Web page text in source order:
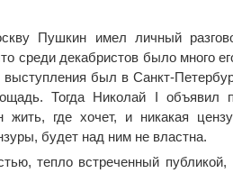
Пушкин имел личный
среди декабристов было много
был в Санкт-
Тогда Николай I объявил
жить, где хочет, и никакая
будет над ним не властна.
тепло встреченный